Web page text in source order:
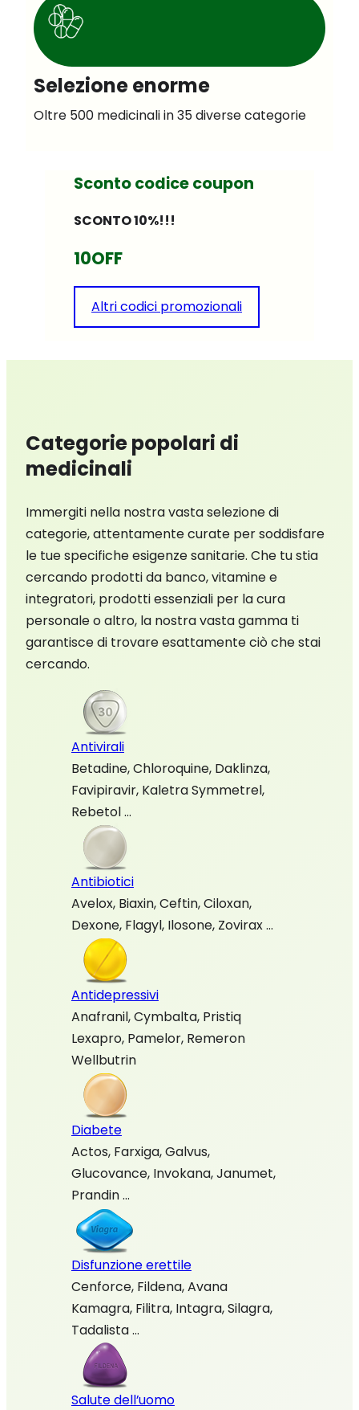
Selezione enorme
Oltre 500 medicinali in 35 diverse categorie
Sconto codice coupon
SCONTO 10%!!!
10OFF
Altri codici promozionali
Categorie popolari di
medicinali
Immergiti nella nostra vasta selezione di
categorie, attentamente curate per soddisfare
le tue specifiche esigenze sanitarie. Che tu stia
cercando prodotti da banco, vitamine e
integratori, prodotti essenziali per la cura
personale o altro, la nostra vasta gamma ti
garantisce di trovare esattamente ciò che stai
cercando.
Antivirali
Betadine, Chloroquine, Daklinza,
Favipiravir, Kaletra Symmetrel,
Rebetol …
Antibiotici
Avelox, Biaxin, Ceftin, Ciloxan,
Dexone, Flagyl, Ilosone, Zovirax …
Antidepressivi
Anafranil, Cymbalta, Pristiq
Lexapro, Pamelor, Remeron
Wellbutrin
Diabete
Actos, Farxiga, Galvus,
Glucovance, Invokana, Janumet,
Prandin …
Disfunzione erettile
Cenforce, Fildena, Avana
Kamagra, Filitra, Intagra, Silagra,
Tadalista …
Salute dell’uomo